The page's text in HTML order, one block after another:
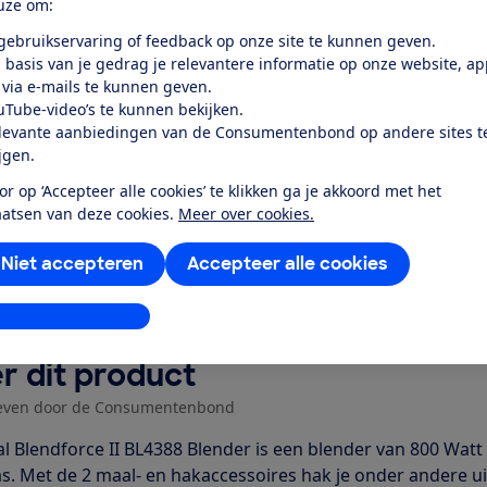
om:
of feedback op onze site te kunnen geven.
basis van je gedrag je relevantere informatie op onze website,
e-mails te kunnen geven.
video’s te kunnen bekijken.
aanbiedingen van de Consumentenbond op andere sites
op ‘Accepteer alle cookies’ te klikken ga je akkoord met het
van deze cookies. Meer over cookies.
Accepteer alle cookies
Niet accepteren
aanpassen
standby-stand
toegang tot deze test?
Word lid
Al lid? Log in
dit product
door de Consumentenbond
Blendforce II BL4388 Blender is een blender van 800
Met de 2 maal- en hakaccessoires hak je onder andere